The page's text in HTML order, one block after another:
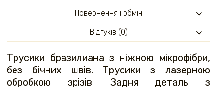
Трусики бразилиана з ніжною мікрофібри,
без бічних швів. Трусики з лазерною
обробкою зрізів. Задня деталь з
Повернення і обмін
Відгуків (0)